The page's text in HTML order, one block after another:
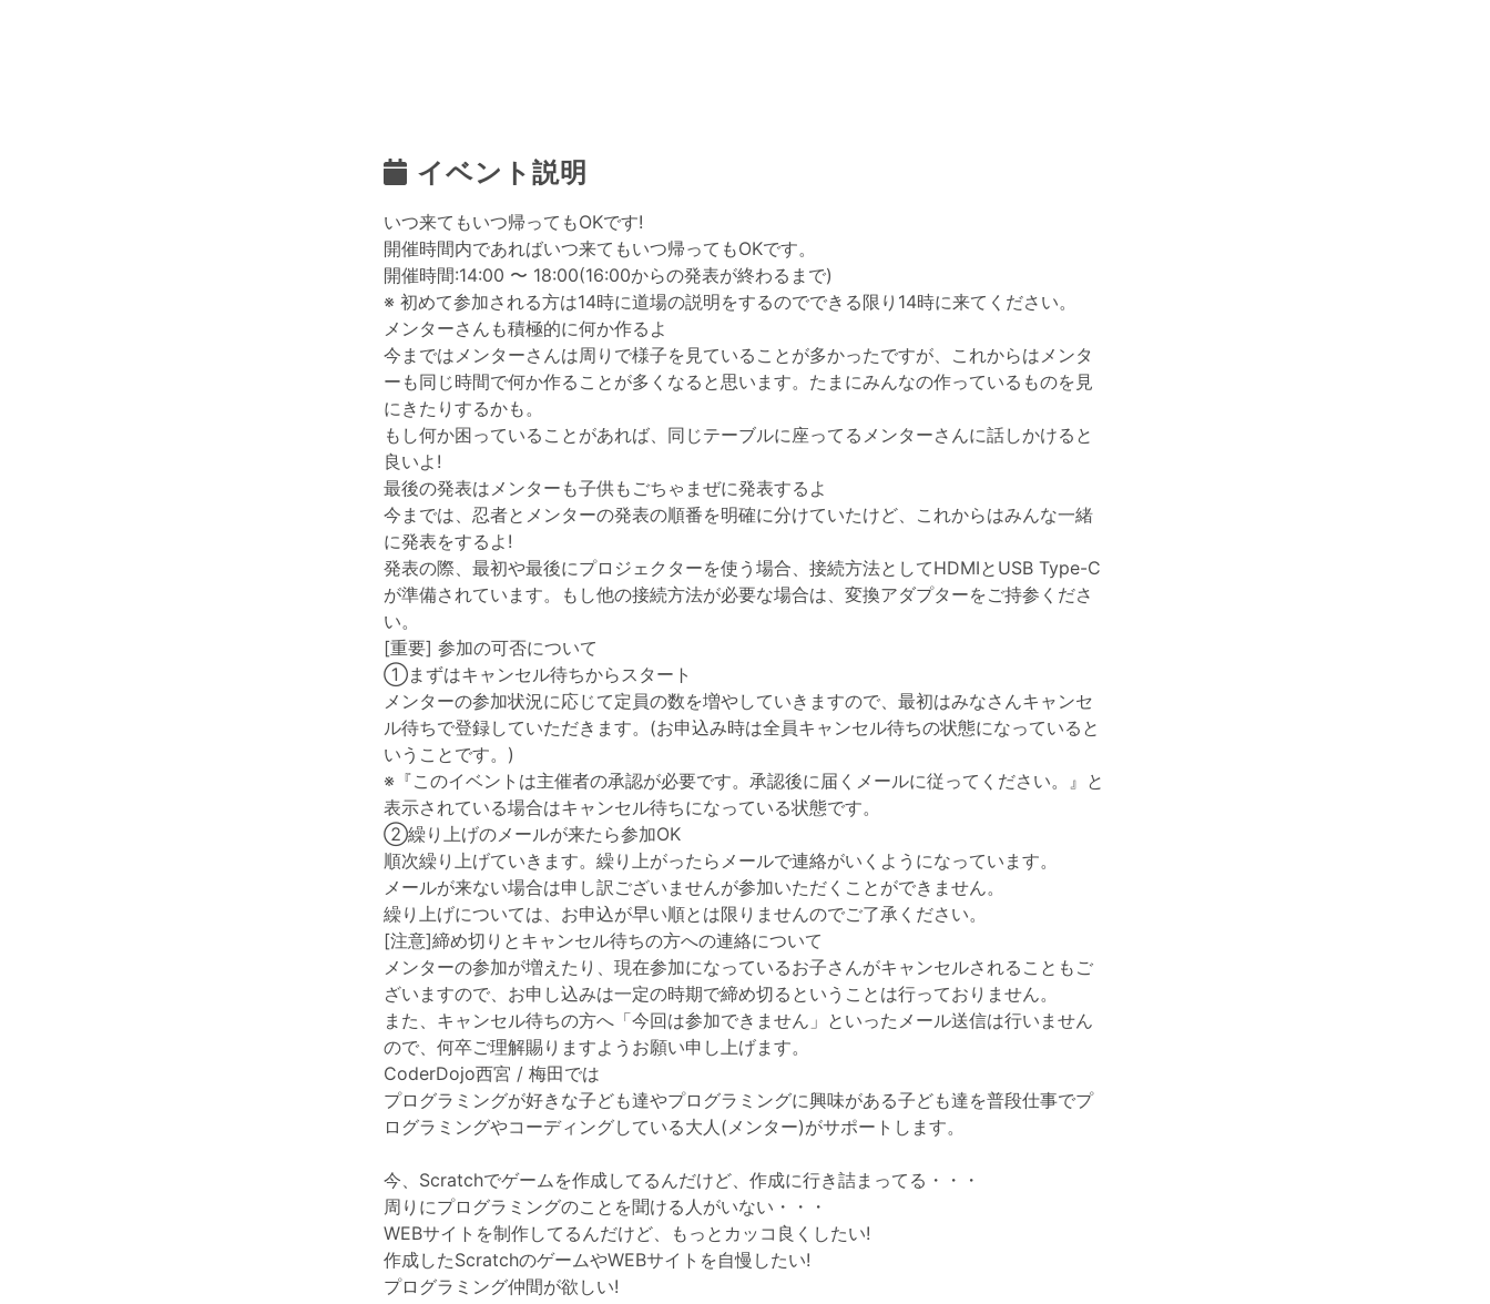
イベント説明
いつ来てもいつ帰ってもOKです!
開催時間内であればいつ来てもいつ帰ってもOKです。
開催時間:14:00 〜 18:00(16:00からの発表が終わるまで)
※ 初めて参加される方は14時に道場の説明をするのでできる限り14時に来てください。
メンターさんも積極的に何か作るよ
今まではメンターさんは周りで様子を見ていることが多かったですが、これからはメンタ
ーも同じ時間で何か作ることが多くなると思います。たまにみんなの作っているものを見
にきたりするかも。
もし何か困っていることがあれば、同じテーブルに座ってるメンターさんに話しかけると
良いよ!
最後の発表はメンターも子供もごちゃまぜに発表するよ
今までは、忍者とメンターの発表の順番を明確に分けていたけど、これからはみんな一緒
に発表をするよ!
発表の際、最初や最後にプロジェクターを使う場合、接続方法としてHDMIとUSB Type-C
が準備されています。もし他の接続方法が必要な場合は、変換アダプターをご持参くださ
い。
[重要] 参加の可否について
①まずはキャンセル待ちからスタート
メンターの参加状況に応じて定員の数を増やしていきますので、最初はみなさんキャンセ
ル待ちで登録していただきます。(お申込み時は全員キャンセル待ちの状態になっていると
いうことです。)
※『このイベントは主催者の承認が必要です。承認後に届くメールに従ってください。』と
表示されている場合はキャンセル待ちになっている状態です。
②繰り上げのメールが来たら参加OK
順次繰り上げていきます。繰り上がったらメールで連絡がいくようになっています。
メールが来ない場合は申し訳ございませんが参加いただくことができません。
繰り上げについては、お申込が早い順とは限りませんのでご了承ください。
[注意]締め切りとキャンセル待ちの方への連絡について
メンターの参加が増えたり、現在参加になっているお子さんがキャンセルされることもご
ざいますので、お申し込みは一定の時期で締め切るということは行っておりません。
また、キャンセル待ちの方へ「今回は参加できません」といったメール送信は行いません
ので、何卒ご理解賜りますようお願い申し上げます。
CoderDojo西宮 / 梅田では
プログラミングが好きな子ども達やプログラミングに興味がある子ども達を普段仕事でプ
ログラミングやコーディングしている大人(メンター)がサポートします。
今、Scratchでゲームを作成してるんだけど、作成に行き詰まってる・・・
周りにプログラミングのことを聞ける人がいない・・・
WEBサイトを制作してるんだけど、もっとカッコ良くしたい!
作成したScratchのゲームやWEBサイトを自慢したい!
プログラミング仲間が欲しい!